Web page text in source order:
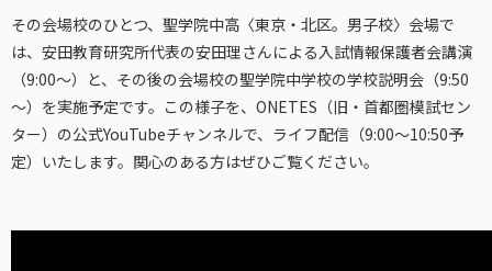
その会場校のひとつ、聖学院中高〈東京・北区。男子校〉会場で
は、安田教育研究所代表の安田理さんによる入試情報保護者会講演
（9:00～）と、その後の会場校の聖学院中学校の学校説明会（9:50
～）を実施予定です。この様子を、ONETES（旧・首都圏模試セン
ター）の公式YouTubeチャンネルで、ライフ配信（9:00～10:50予
定）いたします。関心のある方はぜひご覧ください。